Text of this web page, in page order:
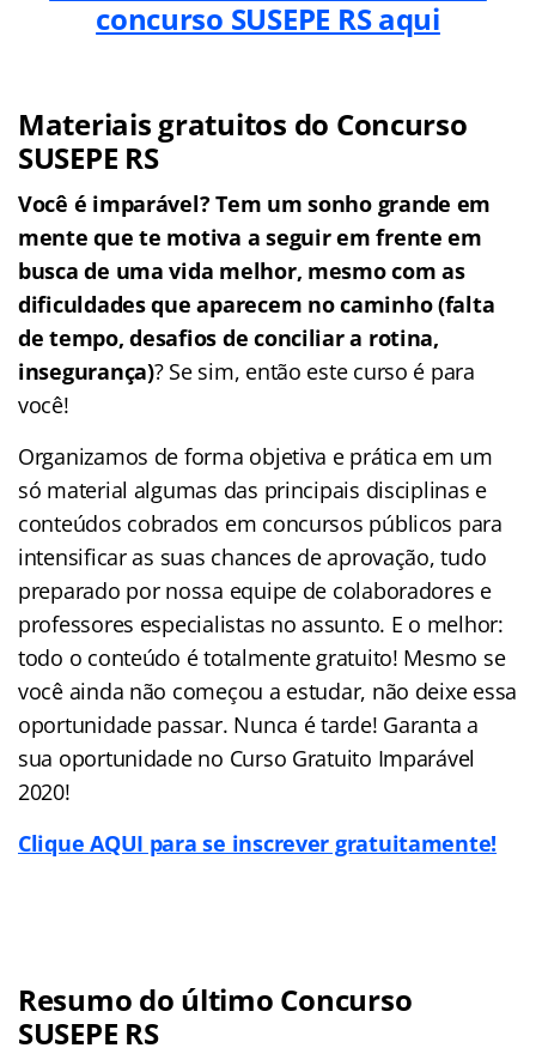
concurso SUSEPE RS aqui
Materiais gratuitos do Concurso
SUSEPE RS
Você é imparável? Tem um sonho grande em
mente que te motiva a seguir em frente em
busca de uma vida melhor, mesmo com as
dificuldades que aparecem no caminho (falta
de tempo, desafios de conciliar a rotina,
insegurança)? Se sim, então este curso é para
você!
Organizamos de forma objetiva e prática em um
só material algumas das principais disciplinas e
conteúdos cobrados em concursos públicos para
intensificar as suas chances de aprovação, tudo
preparado por nossa equipe de colaboradores e
professores especialistas no assunto. E o melhor:
todo o conteúdo é totalmente gratuito! Mesmo se
você ainda não começou a estudar, não deixe essa
oportunidade passar. Nunca é tarde! Garanta a
sua oportunidade no Curso Gratuito Imparável
2020!
Clique AQUI para se inscrever gratuitamente!
Resumo do último Concurso
SUSEPE RS